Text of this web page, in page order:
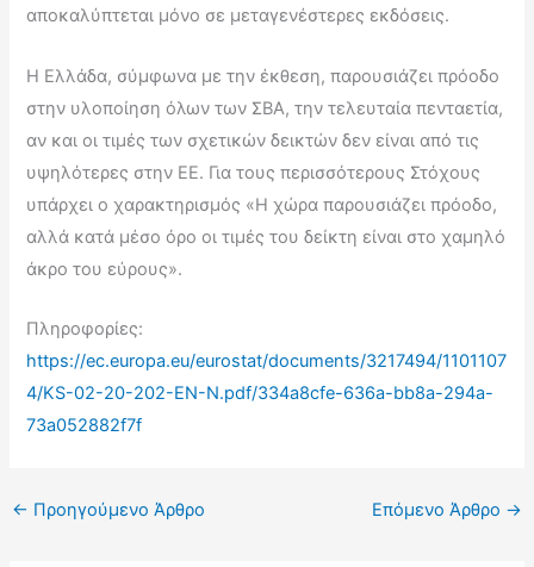
αποκαλύπτεται μόνο σε μεταγενέστερες εκδόσεις.
Η Ελλάδα, σύμφωνα με την έκθεση, παρουσιάζει πρόοδο
στην υλοποίηση όλων των ΣΒΑ, την τελευταία πενταετία,
αν και οι τιμές των σχετικών δεικτών δεν είναι από τις
υψηλότερες στην ΕΕ. Για τους περισσότερους Στόχους
υπάρχει ο χαρακτηρισμός «Η χώρα παρουσιάζει πρόοδο,
αλλά κατά μέσο όρο οι τιμές του δείκτη είναι στο χαμηλό
άκρο του εύρους».
Πληροφορίες:
https://ec.europa.eu/eurostat/documents/3217494/1101107
4/KS-02-20-202-EN-N.pdf/334a8cfe-636a-bb8a-294a-
73a052882f7f
← Προηγούμενο Άρθρο Επόμενο Άρθρο →